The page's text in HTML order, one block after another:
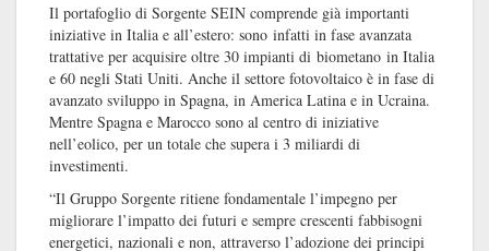
Il portafoglio di Sorgente SEIN comprende già importanti
iniziative in Italia e all’estero: sono infatti in fase avanzata
trattative per acquisire oltre 30 impianti di biometano in Italia
e 60 negli Stati Uniti. Anche il settore fotovoltaico è in fase di
avanzato sviluppo in Spagna, in America Latina e in Ucraina.
Mentre Spagna e Marocco sono al centro di iniziative
nell’eolico, per un totale che supera i 3 miliardi di
investimenti.
“Il Gruppo Sorgente ritiene fondamentale l’impegno per
migliorare l’impatto dei futuri e sempre crescenti fabbisogni
energetici, nazionali e non, attraverso l’adozione dei principi